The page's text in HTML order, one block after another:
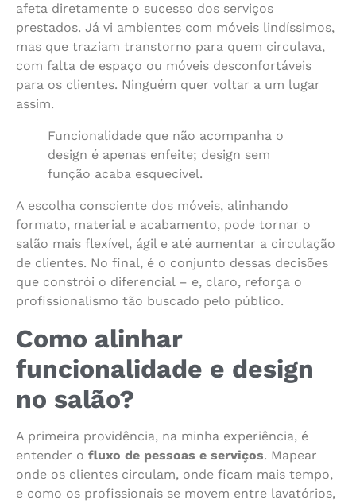
afeta diretamente o sucesso dos serviços
prestados. Já vi ambientes com móveis lindíssimos,
mas que traziam transtorno para quem circulava,
com falta de espaço ou móveis desconfortáveis
para os clientes. Ninguém quer voltar a um lugar
assim.
Funcionalidade que não acompanha o
design é apenas enfeite; design sem
função acaba esquecível.
A escolha consciente dos móveis, alinhando
formato, material e acabamento, pode tornar o
salão mais flexível, ágil e até aumentar a circulação
de clientes. No final, é o conjunto dessas decisões
que constrói o diferencial – e, claro, reforça o
profissionalismo tão buscado pelo público.
Como alinhar
funcionalidade e design
no salão?
A primeira providência, na minha experiência, é
entender o fluxo de pessoas e serviços. Mapear
onde os clientes circulam, onde ficam mais tempo,
e como os profissionais se movem entre lavatórios,